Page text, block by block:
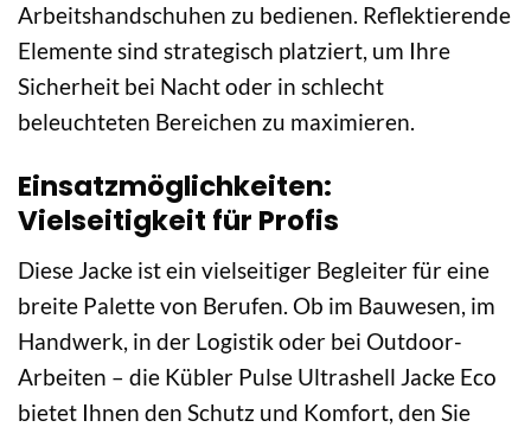
Arbeitshandschuhen zu bedienen. Reflektierende
Elemente sind strategisch platziert, um Ihre
Sicherheit bei Nacht oder in schlecht
beleuchteten Bereichen zu maximieren.
Einsatzmöglichkeiten:
Vielseitigkeit für Profis
Diese Jacke ist ein vielseitiger Begleiter für eine
breite Palette von Berufen. Ob im Bauwesen, im
Handwerk, in der Logistik oder bei Outdoor-
Arbeiten – die Kübler Pulse Ultrashell Jacke Eco
bietet Ihnen den Schutz und Komfort, den Sie